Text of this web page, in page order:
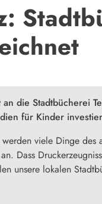
die Stadtbücherei
für Kinder
viele Dinge
Dass
unsere lokalen